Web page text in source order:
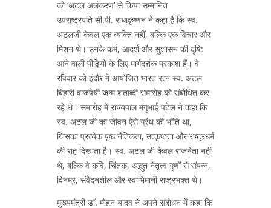
को ‘अटल अलंकरण’ से किया सम्मानित
उपराष्ट्रपति सी.पी. राधाकृष्णन ने कहा है कि स्व.
अटलजी केवल एक व्यक्ति नहीं, बल्कि एक विचार और
मिशन थे। उनके कर्म, आदर्श और सुशासन की दृष्टि
आने वाली पीढ़ियों के लिए मार्गदर्शक प्रकाश हैं। वे
रविवार को इंदौर में आयोजित भारत रत्न स्व. अटल
बिहारी वाजपेयी जन्म शताब्दी समारोह को संबोधित कर
रहे थे। समारोह में राज्यपाल मंगुभाई पटेल ने कहा कि
स्व. अटल जी का जीवन ऐसे ग्रंथ की भाँति था,
जिसका प्रत्येक पृष्ठ नैतिकता, उत्कृष्टता और राष्ट्रधर्म
की राह दिखाता है। स्व. अटल जी केवल राजनेता नहीं
थे, बल्कि वे कवि, चिंतक, अद्भुत नेतृत्व गुणों से संपन्न,
विनम्र, संवेदनशील और स्वाभिमानी राष्ट्रभक्त थे।
मुख्यमंत्री डॉ. मोहन यादव ने अपने संबोधन में कहा कि